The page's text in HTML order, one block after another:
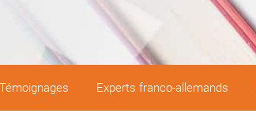
Témoignages Experts franco-allemands